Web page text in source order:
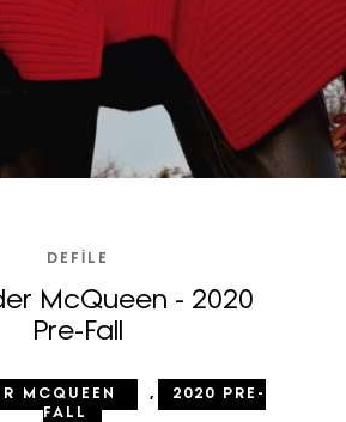
DEFILE
McQueen - 2020
Pre-Fall
MCQUEEN ,
2020 PRE-
FALL